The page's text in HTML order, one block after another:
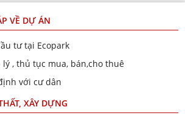
VỀ DỰ ÁN
tư tại Ecopark
lý , thủ tục mua, bán,cho thuê
với cư dân
XÂY DỰNG